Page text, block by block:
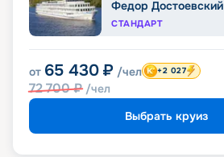
Федор Достоевский
СТАНДАРТ
от 65 430 ₽ /чел
72 700₽ /чел
+2 027
Выбрать круиз